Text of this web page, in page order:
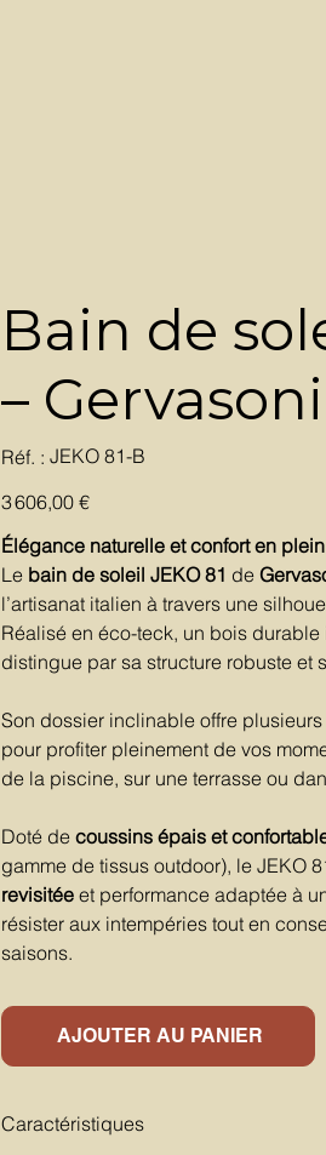
Bain de
– Gervasoni
Réf. :
SKU
JEKO
JEKO 81-B
Prix
3 606,00 €
Élégance naturelle et confort en
Le bain de soleil JEKO 81 de
l’artisanat italien à travers une
Réalisé en éco-teck, un bois
distingue par sa structure robuste et
Son dossier inclinable offre
pour profiter pleinement de vos
de la piscine, sur une terrasse ou
Doté de coussins épais et
gamme de tissus outdoor), le JEKO
revisitée et performance adaptée à
résister aux intempéries tout en
saisons.
AJOUTER AU PANIER
Caractéristiques